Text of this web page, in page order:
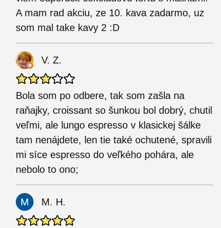
A mam rad akciu, ze 10. kava zadarmo, uz
som mal take kavy 2 :D
V. Z.
Bola som po odbere, tak som zašla na
raňajky, croissant so šunkou bol dobrý, chutil
veľmi, ale lungo espresso v klasickej šálke
tam nenájdete, len tie také ochutené, spravili
mi síce espresso do veľkého pohára, ale
nebolo to ono;
M. H.